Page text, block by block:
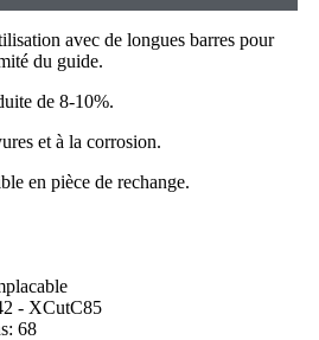
avec de longues barres pour
du guide.
de 8-10%.
et à la corrosion.
en pièce de rechange.
- XCutC85
68